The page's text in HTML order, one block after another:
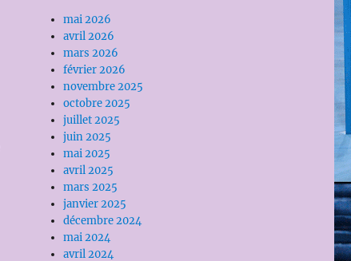
mai 2026
avril 2026
mars 2026
février 2026
novembre 2025
octobre 2025
juillet 2025
juin 2025
mai 2025
avril 2025
mars 2025
janvier 2025
décembre 2024
mai 2024
avril 2024